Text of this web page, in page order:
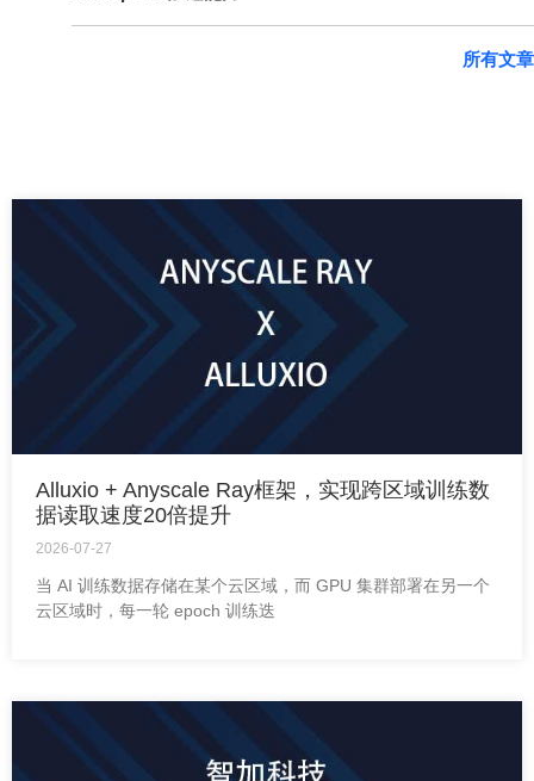
所有文章
Alluxio + Anyscale Ray框架，实现跨区域训练数
据读取速度20倍提升
2026-07-27
当 AI 训练数据存储在某个云区域，而 GPU 集群部署在另一个
云区域时，每一轮 epoch 训练迭